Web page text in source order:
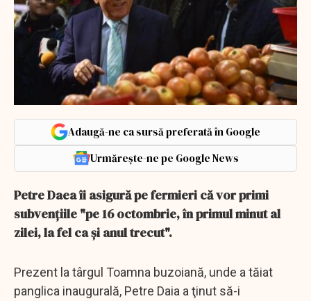
Adaugă-ne ca sursă preferată în Google
Urmărește-ne pe Google News
Petre Daea îi asigură pe fermieri că vor primi
subvenţiile "pe 16 octombrie, în primul minut al
zilei, la fel ca şi anul trecut".
Prezent la târgul Toamna buzoiană, unde a tăiat
panglica inaugurală, Petre Daia a ţinut să-i